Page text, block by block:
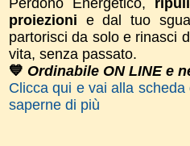
proiezioni e dal tuo
partorisci da solo e rinasci
vita, senza passato.
💙 Ordinabile ON LINE e
Clicca qui e vai alla
saperne di più